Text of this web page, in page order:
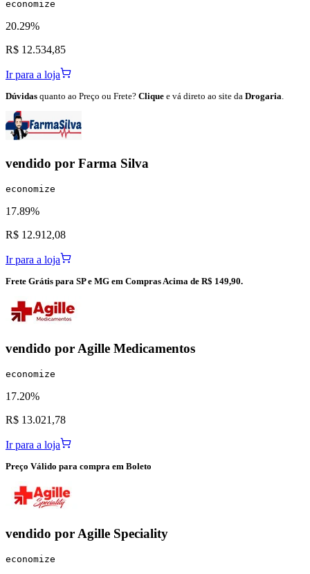
economize
20.29%
R$ 12.534,85
Ir para a loja
Dúvidas quanto ao Preço ou Frete? Clique e vá direto ao site da Drogaria
vendido por Farma Silva
economize
17.89%
R$ 12.912,08
Ir para a loja
Frete Grátis para SP e MG em Compras Acima de R$ 149,90.
vendido por Agille Medicamentos
economize
17.20%
R$ 13.021,78
Ir para a loja
Preço Válido para compra em Boleto
vendido por Agille Speciality
economize